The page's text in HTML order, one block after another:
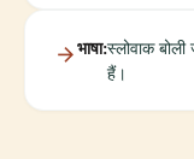
भाषा:स्लोवाक
हैं।